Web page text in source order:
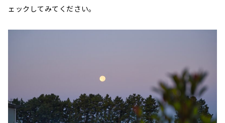
ェックしてみてください。